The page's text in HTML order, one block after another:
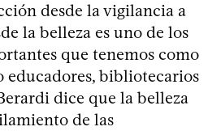
desde la vigilancia a
la belleza es uno de los
que tenemos como
educadores, bibliotecarios
dice que la belleza
de las